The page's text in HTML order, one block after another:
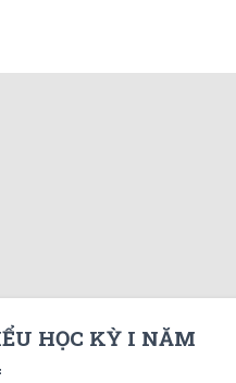
HỌC KỲ I NĂM